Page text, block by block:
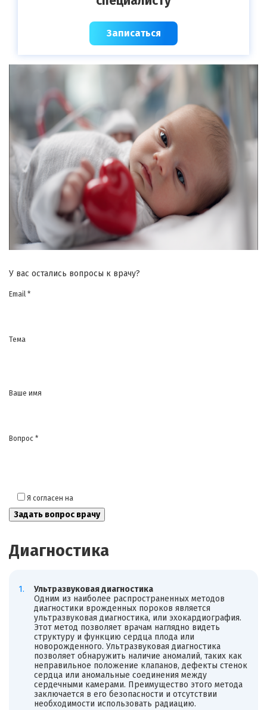
Записаться
У вас остались вопросы к врачу?
Email *
Тема
Ваше имя
Вопрос *
Я согласен на
Диагностика
Ультразвуковая диагностика
Одним из наиболее распространенных методов
диагностики врожденных пороков является
ультразвуковая диагностика, или эхокардиография.
Этот метод позволяет врачам наглядно видеть
структуру и функцию сердца плода или
новорожденного. Ультразвуковая диагностика
позволяет обнаружить наличие аномалий, таких как
неправильное положение клапанов, дефекты стенок
сердца или аномальные соединения между
сердечными камерами. Преимущество этого метода
заключается в его безопасности и отсутствии
необходимости использовать радиацию.